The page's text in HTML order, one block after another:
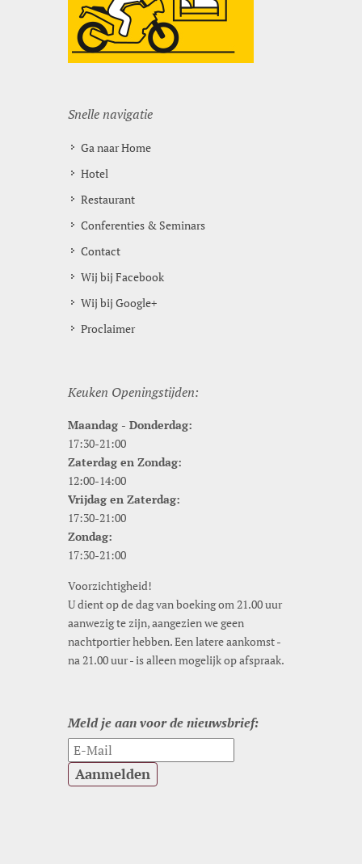
Snelle navigatie
Ga naar Home
Hotel
Restaurant
Conferenties & Seminars
Contact
Wij bij Facebook
Wij bij Google+
Proclaimer
Keuken Openingstijden:
Maandag - Donderdag:
17:30-21:00
Zaterdag en Zondag:
12:00-14:00
Vrijdag en Zaterdag:
17:30-21:00
Zondag:
17:30-21:00
Voorzichtigheid!
U dient op de dag van boeking om 21.00 uur
aanwezig te zijn, aangezien we geen
nachtportier hebben. Een latere aankomst -
na 21.00 uur - is alleen mogelijk op afspraak.
Meld je aan voor de nieuwsbrief:
Aanmelden